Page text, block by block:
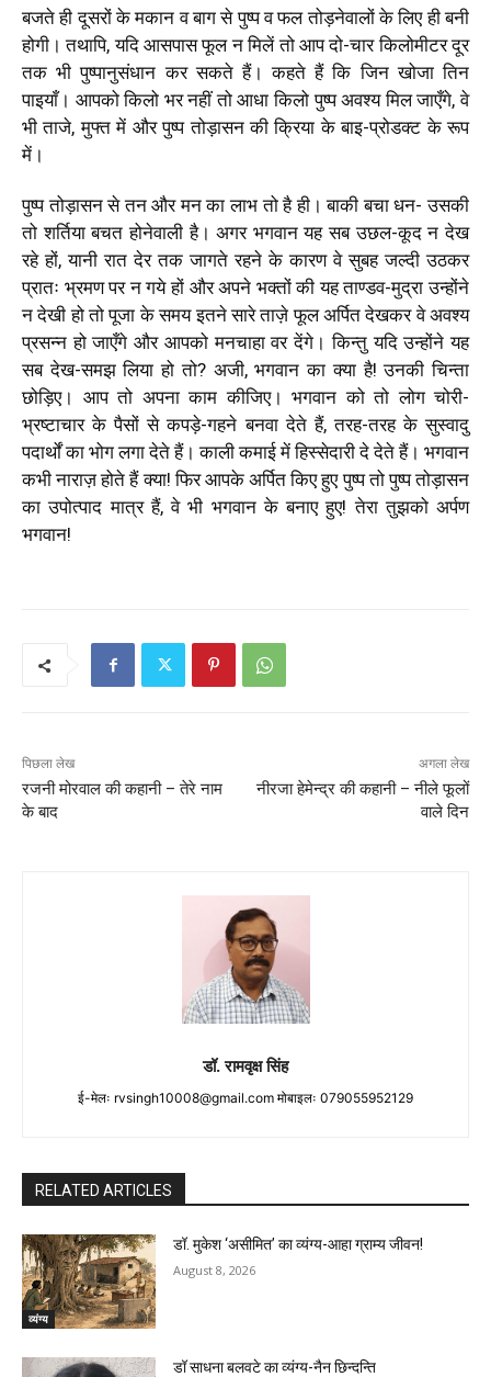
बजते ही दूसरों के मकान व बाग से पुष्प व फल तोड़नेवालों के लिए ही बनी
होगी। तथापि, यदि आसपास फूल न मिलें तो आप दो-चार किलोमीटर दूर
तक भी पुष्पानुसंधान कर सकते हैं। कहते हैं कि जिन खोजा तिन
पाइयाँ। आपको किलो भर नहीं तो आधा किलो पुष्प अवश्य मिल जाएँगे, वे
भी ताजे, मुफ्त में और पुष्प तोड़ासन की क्रिया के बाइ-प्रोडक्ट के रूप
में।
पुष्प तोड़ासन से तन और मन का लाभ तो है ही। बाकी बचा धन- उसकी
तो शर्तिया बचत होनेवाली है। अगर भगवान यह सब उछल-कूद न देख
रहे हों, यानी रात देर तक जागते रहने के कारण वे सुबह जल्दी उठकर
प्रातः भ्रमण पर न गये हों और अपने भक्तों की यह ताण्डव-मुद्रा उन्होंने
न देखी हो तो पूजा के समय इतने सारे ताज़े फूल अर्पित देखकर वे अवश्य
प्रसन्न हो जाएँगे और आपको मनचाहा वर देंगे। किन्तु यदि उन्होंने यह
सब देख-समझ लिया हो तो? अजी, भगवान का क्या है! उनकी चिन्ता
छोड़िए। आप तो अपना काम कीजिए। भगवान को तो लोग चोरी-
भ्रष्टाचार के पैसों से कपड़े-गहने बनवा देते हैं, तरह-तरह के सुस्वादु
पदार्थों का भोग लगा देते हैं। काली कमाई में हिस्सेदारी दे देते हैं। भगवान
कभी नाराज़ होते हैं क्या! फिर आपके अर्पित किए हुए पुष्प तो पुष्प तोड़ासन
का उपोत्पाद मात्र हैं, वे भी भगवान के बनाए हुए! तेरा तुझको अर्पण
भगवान!
पिछला लेख
रजनी मोरवाल की कहानी – तेरे नाम
के बाद
अगला लेख
नीरजा हेमेन्द्र की कहानी – नीले फूलों
वाले दिन
डॉ. रामवृक्ष सिंह
ई-मेलः rvsingh10008@gmail.com मोबाइलः 079055952129
RELATED ARTICLES
व्यंग्य
डॉ. मुकेश ‘असीमित’ का व्यंग्य-आहा ग्राम्य जीवन!
August 8, 2026
डॉ साधना बलवटे का व्यंग्य-नैन छिन्दन्ति